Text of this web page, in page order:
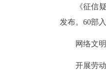
《征信
发布。60部
网络文
开展劳